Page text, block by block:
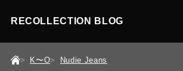
RECOLLECTION BLOG
K〜O Nudie Jeans